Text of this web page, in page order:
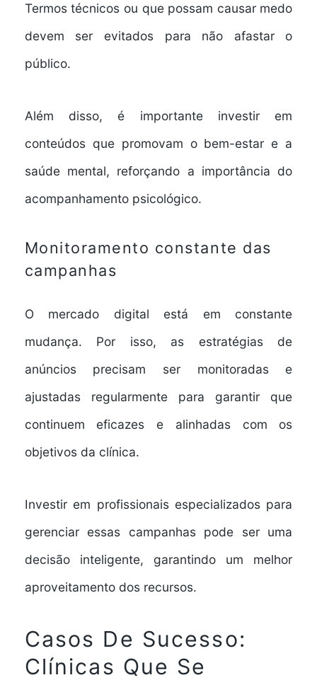
Termos técnicos ou que possam causar medo
devem ser evitados para não afastar o
público.
Além disso, é importante investir em
conteúdos que promovam o bem-estar e a
saúde mental, reforçando a importância do
acompanhamento psicológico.
Monitoramento constante das
campanhas
O mercado digital está em constante
mudança. Por isso, as estratégias de
anúncios precisam ser monitoradas e
ajustadas regularmente para garantir que
continuem eficazes e alinhadas com os
objetivos da clínica.
Investir em profissionais especializados para
gerenciar essas campanhas pode ser uma
decisão inteligente, garantindo um melhor
aproveitamento dos recursos.
Casos De Sucesso:
Clínicas Que Se